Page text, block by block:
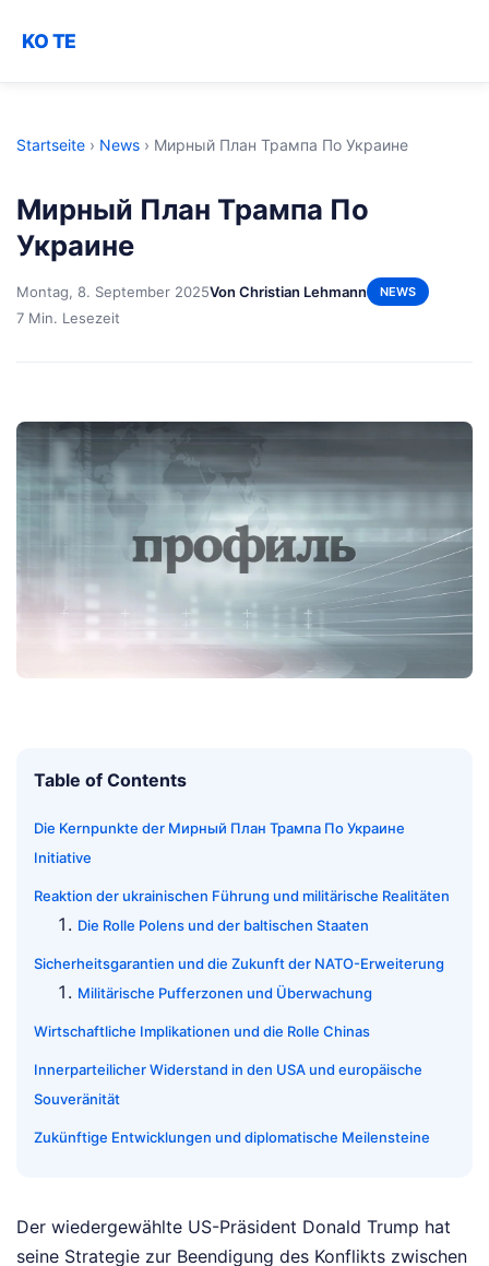
KO TE
Startseite › News › Мирный План Трампа По Украине
Мирный План Трампа По
Украине
Montag, 8. September 2025Von Christian Lehmann NEWS
7 Min. Lesezeit
Table of Contents
Die Kernpunkte der Мирный План Трампа По Украине
Initiative
Reaktion der ukrainischen Führung und militärische Realitäten
Die Rolle Polens und der baltischen Staaten
Sicherheitsgarantien und die Zukunft der NATO-Erweiterung
Militärische Pufferzonen und Überwachung
Wirtschaftliche Implikationen und die Rolle Chinas
Innerparteilicher Widerstand in den USA und europäische
Souveränität
Zukünftige Entwicklungen und diplomatische Meilensteine
Der wiedergewählte US-Präsident Donald Trump hat
seine Strategie zur Beendigung des Konflikts zwischen